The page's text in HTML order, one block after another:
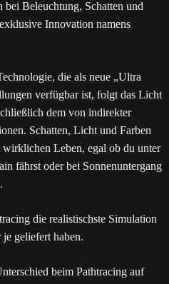
bei Beleuchtung, Schatten und
Innovation namens
die als neue „Ultra
verfügbar ist, folgt das Licht
dem von indirekter
Schatten, Licht und Farben
Leben, egal ob du unter
fährst oder bei Sonnenuntergang
die realistischste Simulation
geliefert haben.